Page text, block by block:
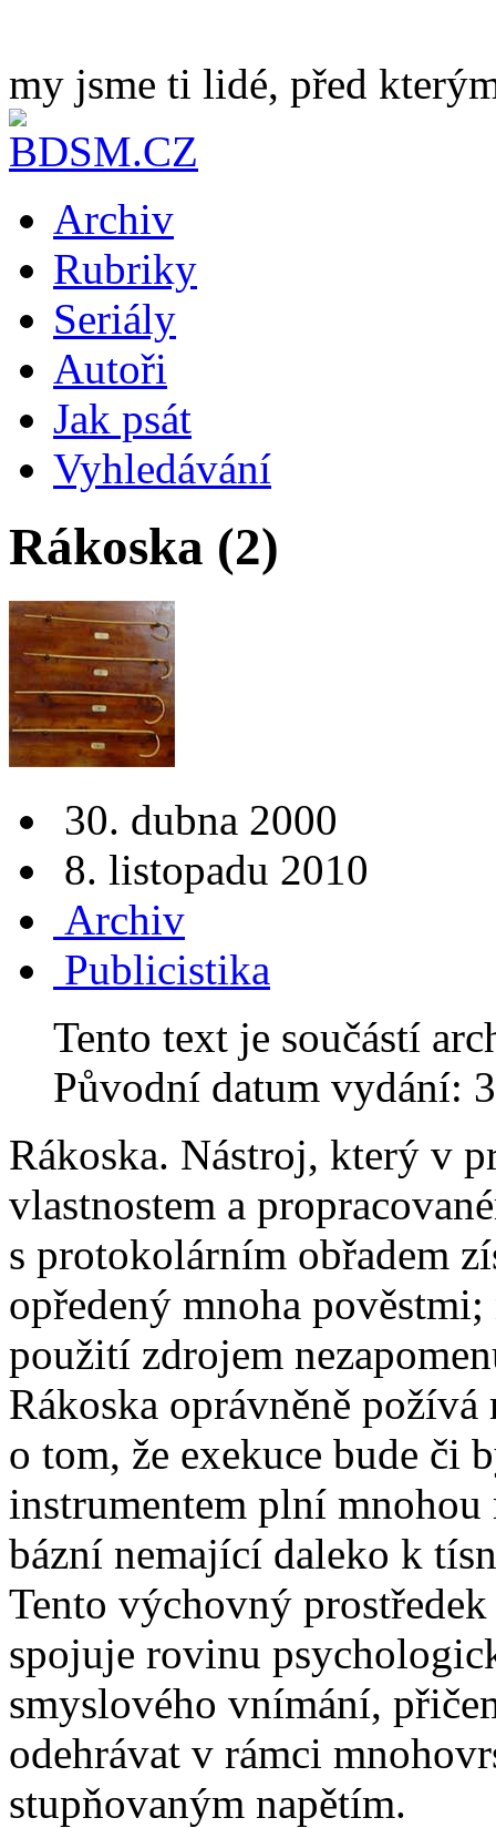
my jsme ti lidé, před
Archiv
Rubriky
Seriály
Autoři
Jak psát
Vyhledávání
Rákoska (2)
30. dubna 2000
8. listopadu 2010
Archiv
Publicistika
Tento text je součástí
Původní datum vydání:
Rákoska. Nástroj, který v
vlastnostem a
s protokolárním obřadem
opředený mnoha
použití zdrojem
Rákoska oprávněně
o tom, že exekuce bude či
instrumentem plní
bázní nemající daleko k
Tento výchovný
spojuje rovinu
smyslového vnímání,
odehrávat v rámci
stupňovaným napětím.